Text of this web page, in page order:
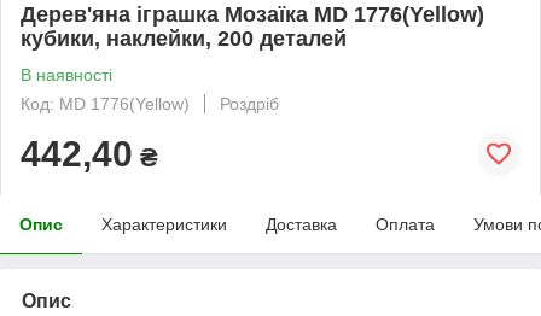
Дерев'яна іграшка Мозаїка MD 1776(Yellow)
кубики, наклейки, 200 деталей
В наявності
Код: MD 1776(Yellow)
Роздріб
442,40 ₴
Опис Характеристики Доставка Оплата Умови
Опис